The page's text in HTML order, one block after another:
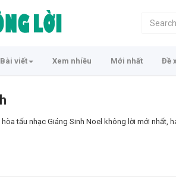
Bài viết Xem nhiều Mới nhất Đề
tấu nhạc Giáng Sinh Noel không lời mới nhất,